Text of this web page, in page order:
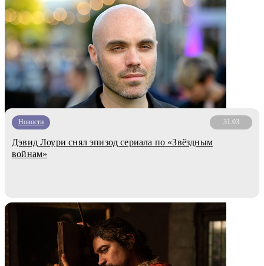
Новости 31.03
Дэвид Лоури снял эпизод сериала по «Звёздным
войнам»